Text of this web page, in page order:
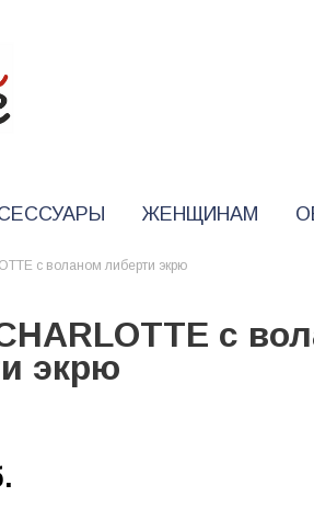
ЖЕНЩИНАМ
с воланом либерти экрю
с
экрю